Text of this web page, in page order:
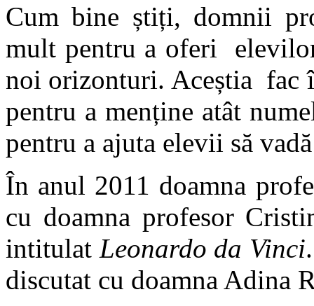
Cum bine știți, domnii
mult pentru a oferi
noi orizonturi. Aceștia fac
pentru a menține atât
pentru a ajuta elevii să
În anul 2011 doamna
cu doamna profesor
intitulat Leonardo da Vinci
discutat cu doamna Adina